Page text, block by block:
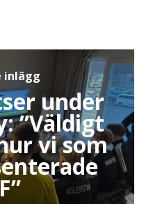
inlägg
under
”Väldigt
vi som